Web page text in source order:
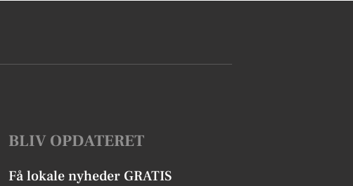
BLIV OPDATERET
Få lokale nyheder GRATIS